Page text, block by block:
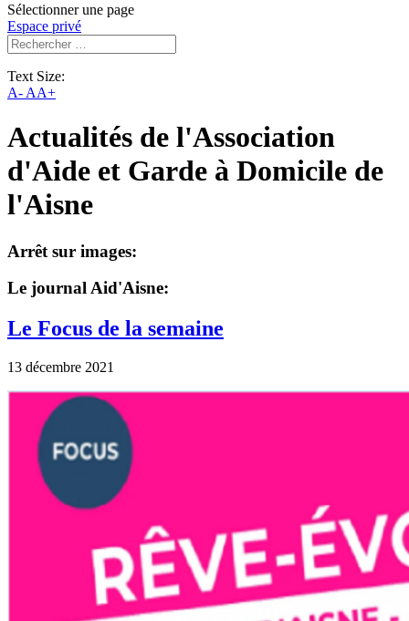
Sélectionner une page
Espace privé
Text Size:
A- AA+
Actualités de l'Association
d'Aide et Garde à Domicile de
l'Aisne
Arrêt sur images:
Le journal Aid'Aisne:
Le Focus de la semaine
13 décembre 2021